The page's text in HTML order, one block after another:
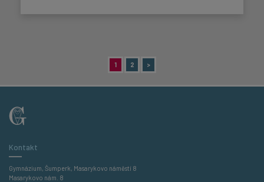
1 2 >
Kontakt
Gymnázium, Šumperk, Masarykovo náměstí 8
Masarykovo nám. 8